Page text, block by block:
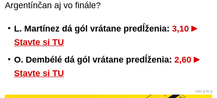
Argentínčan aj vo finále?
L. Martínez dá gól vrátane predĺženia: 3,10
Stavte si TU
O. Dembélé dá gól vrátane predĺženia: 2,60
Stavte si TU